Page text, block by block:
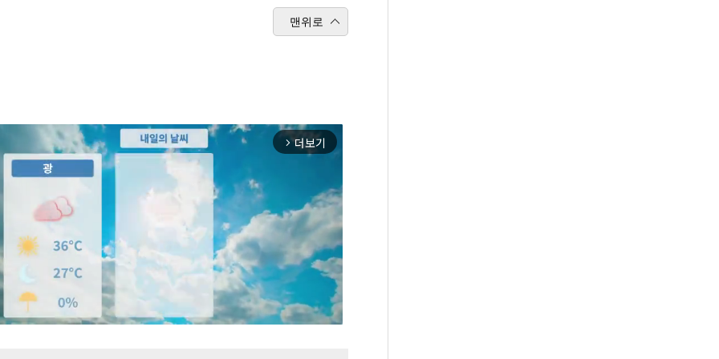
맨위로
arrow_forward_ios 더보기